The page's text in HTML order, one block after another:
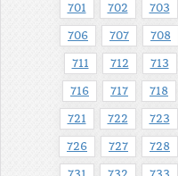
701 702 703
706 707 708
711 712 713
716 717 718
721 722 723
726 727 728